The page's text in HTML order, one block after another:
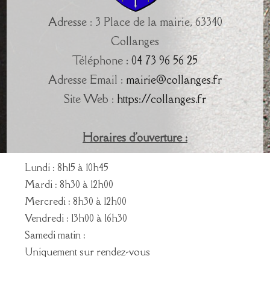
Adresse : 3 Place de la mairie, 63340
Collanges
Téléphone : 04 73 96 56 25
Adresse Email : mairie@collanges.fr
Site Web : https://collanges.fr
Horaires d'ouverture :
Lundi : 8h15 à 10h45
Mardi : 8h30 à 12h00
Mercredi : 8h30 à 12h00
Vendredi : 13h00 à 16h30
Samedi matin :
Uniquement sur rendez-vous